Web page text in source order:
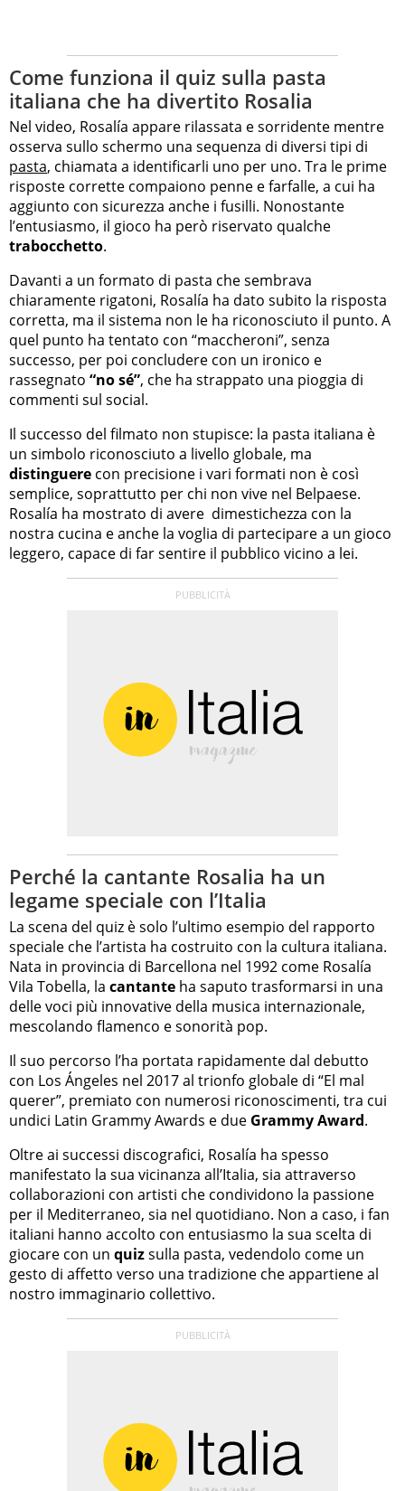
Come funziona il quiz sulla pasta
italiana che ha divertito Rosalia
Nel video, Rosalía appare rilassata e sorridente mentre
osserva sullo schermo una sequenza di diversi tipi di
pasta, chiamata a identificarli uno per uno. Tra le prime
risposte corrette compaiono penne e farfalle, a cui ha
aggiunto con sicurezza anche i fusilli. Nonostante
l’entusiasmo, il gioco ha però riservato qualche
trabocchetto.
Davanti a un formato di pasta che sembrava
chiaramente rigatoni, Rosalía ha dato subito la risposta
corretta, ma il sistema non le ha riconosciuto il punto. A
quel punto ha tentato con “maccheroni”, senza
successo, per poi concludere con un ironico e
rassegnato “no sé”, che ha strappato una pioggia di
commenti sul social.
Il successo del filmato non stupisce: la pasta italiana è
un simbolo riconosciuto a livello globale, ma
distinguere con precisione i vari formati non è così
semplice, soprattutto per chi non vive nel Belpaese.
Rosalía ha mostrato di avere dimestichezza con la
nostra cucina e anche la voglia di partecipare a un gioco
leggero, capace di far sentire il pubblico vicino a lei.
Perché la cantante Rosalia ha un
legame speciale con l’Italia
La scena del quiz è solo l’ultimo esempio del rapporto
speciale che l’artista ha costruito con la cultura italiana.
Nata in provincia di Barcellona nel 1992 come Rosalía
Vila Tobella, la cantante ha saputo trasformarsi in una
delle voci più innovative della musica internazionale,
mescolando flamenco e sonorità pop.
Il suo percorso l’ha portata rapidamente dal debutto
con Los Ángeles nel 2017 al trionfo globale di “El mal
querer”, premiato con numerosi riconoscimenti, tra cui
undici Latin Grammy Awards e due Grammy Award.
Oltre ai successi discografici, Rosalía ha spesso
manifestato la sua vicinanza all’Italia, sia attraverso
collaborazioni con artisti che condividono la passione
per il Mediterraneo, sia nel quotidiano. Non a caso, i fan
italiani hanno accolto con entusiasmo la sua scelta di
giocare con un quizsulla pasta, vedendolo come un
gesto di affetto verso una tradizione che appartiene al
nostro immaginario collettivo.